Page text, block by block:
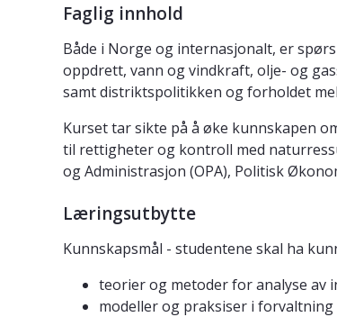
Faglig innhold
Både i Norge og internasjonalt, er
oppdrett, vann og vindkraft, olje- og
samt distriktspolitikken og forholdet
Kurset tar sikte på å øke kunnskapen
til rettigheter og kontroll med
og Administrasjon (OPA), Politisk
Læringsutbytte
Kunnskapsmål - studentene skal ha
teorier og metoder for analyse av
modeller og praksiser i